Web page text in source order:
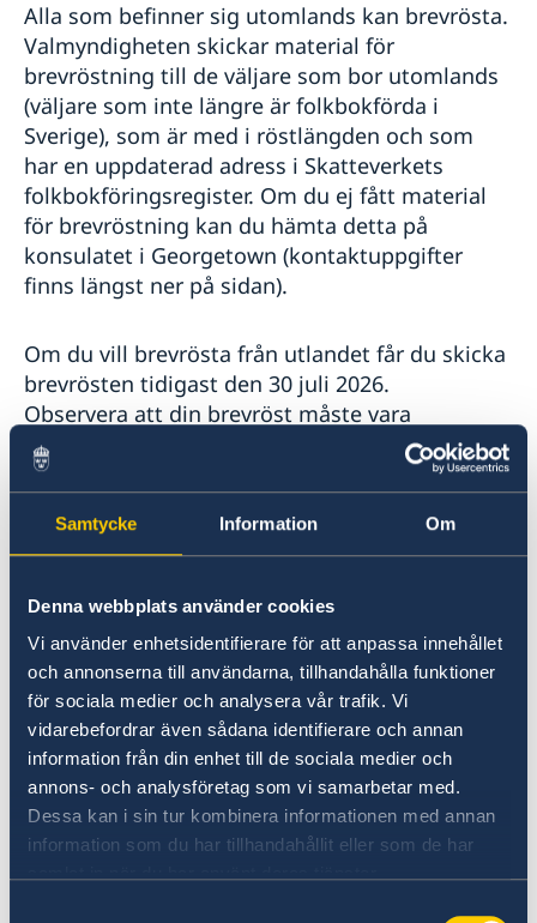
Samtycke Information Om
Denna webbplats använder cookies
Vi använder enhetsidentifierare för att anpassa innehållet
och annonserna till användarna, tillhandahålla funktioner
för sociala medier och analysera vår trafik. Vi
vidarebefordrar även sådana identifierare och annan
information från din enhet till de sociala medier och
annons- och analysföretag som vi samarbetar med.
Dessa kan i sin tur kombinera informationen med annan
information som du har tillhandahållit eller som de har
Alla som befinner sig utomlands kan brevrösta.
Valmyndigheten skickar material för
brevröstning till de väljare som bor utomlands
(väljare som inte längre är folkbokförda i
Sverige), som är med i röstlängden och som
har en uppdaterad adress i Skatteverkets
folkbokföringsregister. Om du ej fått material
för brevröstning kan du hämta detta på
konsulatet i Georgetown (kontaktuppgifter
finns längst ner på sidan).
Om du vill brevrösta från utlandet får du skicka
brevrösten tidigast den 30 juli 2026.
Observera att din brevröst måste vara
Valmyndigheten tillhanda senast 12 september
2026 för att din röst ska räknas i detta val.
Adress till Valmyndigheten
Valmyndigheten
Sturegatan 2-4
SE – 172 31 Sundbyberg
Sverige, Sweden, Suède
Du hittar mer information om brevröstning på
Valmyndighetens hemsida